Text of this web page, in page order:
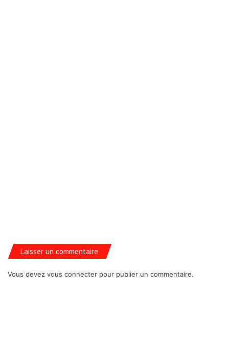
Laisser un commentaire
Vous devez vous connecter pour publier un commentaire.